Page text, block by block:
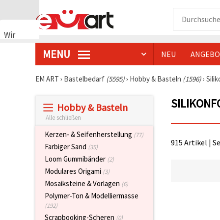
Wir
verwenden
ordnungsgemäße
Nutzungserlebnis
MENU NEU
EM ART › Bastelbedarf (5595)› Hobby & Basteln (1596)›
Hobby & Basteln
Alle schließen
Kerzen- & Seifenherstellung (77)
Farbiger Sand (35)
Loom Gummibänder (2)
Modulares Origami (3)
Mosaiksteine & Vorlagen (6)
Polymer-Ton & Modelliermasse
(192)
Scrapbooking-Scheren (0)
915 Artikel |